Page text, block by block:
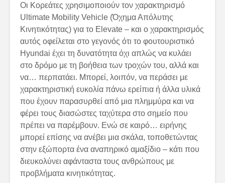
Οι Κορεάτες χρησιμοποιούν τον χαρακτηρισμό
Ultimate Mobility Vehicle (Όχημα Απόλυτης
Κινητικότητας) για το Elevate – και ο χαρακτηρισμός
αυτός οφείλεται στο γεγονός ότι το φουτουριστικό
Hyundai έχει τη δυνατότητα όχι απλώς να κυλάει
στο δρόμο με τη βοήθεια των τροχών του, αλλά και
να… περπατάει. Μπορεί, λοιπόν, να περάσει με
χαρακτηριστική ευκολία πάνω ερείπια ή άλλα υλικά
που έχουν παρασυρθεί από μια πλημμύρα και να
φέρει τους διασώστες ταχύτερα στο σημείο που
πρέπει να παρέμβουν. Ενώ σε καιρό… ειρήνης
μπορεί επίσης να ανέβει μια σκάλα, τοποθετώντας
στην εξώπορτα ένα αναπηρικό αμαξίδιο – κάτι που
διευκολύνει αφάνταστα τους ανθρώπους με
προβλήματα κινητικότητας.